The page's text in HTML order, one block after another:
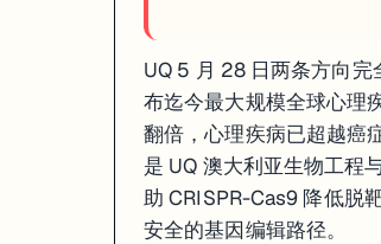
UQ 5 月 28 日两条方向
布迄今最大规模全球心理
翻倍，心理疾病已超越癌
是 UQ 澳大利亚生物工程
助 CRISPR-Cas9 降低脱
安全的基因编辑路径。